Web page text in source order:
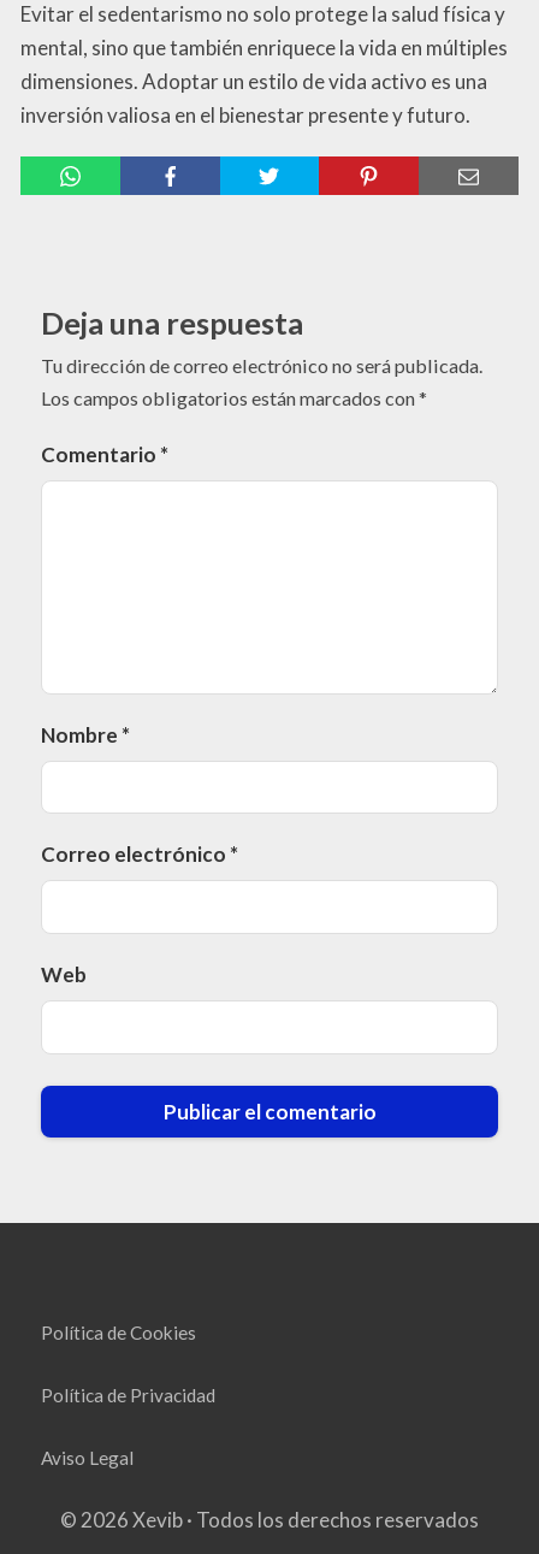
Evitar el sedentarismo no solo protege la salud física y
mental, sino que también enriquece la vida en múltiples
dimensiones. Adoptar un estilo de vida activo es una
inversión valiosa en el bienestar presente y futuro.
Deja una respuesta
Tu dirección de correo electrónico no será publicada.
Los campos obligatorios están marcados con*
Comentario *
Nombre *
Correo electrónico *
Web
Política de Cookies
Política de Privacidad
Aviso Legal
© 2026 Xevib · Todos los derechos reservados